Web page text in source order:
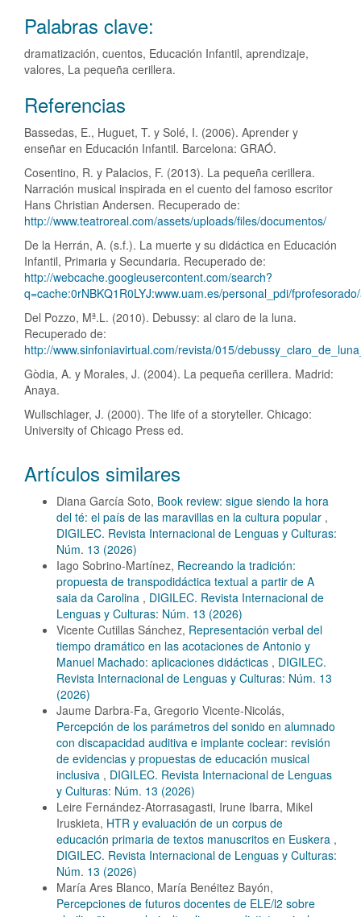
Palabras clave:
dramatización, cuentos, Educación Infantil, aprendizaje,
valores, La pequeña cerillera.
Detalles
del
artículo
Referencias
Bassedas, E., Huguet, T. y Solé, I. (2006). Aprender y
enseñar en Educación Infantil. Barcelona: GRAÓ.
Cosentino, R. y Palacios, F. (2013). La pequeña cerillera.
Narración musical inspirada en el cuento del famoso escritor
Hans Christian Andersen. Recuperado de:
http://www.teatroreal.com/assets/uploads/files/documentos/
De la Herrán, A. (s.f.). La muerte y su didáctica en Educación
Infantil, Primaria y Secundaria. Recuperado de:
http://webcache.googleusercontent.com/search?
q=cache:0rNBKQ1R0LYJ:www.uam.es/personal_pdi/
Del Pozzo, Mª.L. (2010). Debussy: al claro de la luna.
Recuperado de:
http://www.sinfoniavirtual.com/revista/015/
Gòdia, A. y Morales, J. (2004). La pequeña cerillera. Madrid:
Anaya.
Wullschlager, J. (2000). The life of a storyteller. Chicago:
University of Chicago Press ed.
Artículos similares
Diana García Soto, Book review: sigue siendo la hora
del té: el país de las maravillas en la cultura popular ,
DIGILEC. Revista Internacional de Lenguas y Culturas:
Núm. 13 (2026)
Iago Sobrino-Martínez, Recreando la tradición:
propuesta de transpodidáctica textual a partir de A
saia da Carolina , DIGILEC. Revista Internacional de
Lenguas y Culturas: Núm. 13 (2026)
Vicente Cutillas Sánchez, Representación verbal del
tiempo dramático en las acotaciones de Antonio y
Manuel Machado: aplicaciones didácticas , DIGILEC.
Revista Internacional de Lenguas y Culturas: Núm. 13
(2026)
Jaume Darbra-Fa, Gregorio Vicente-Nicolás,
Percepción de los parámetros del sonido en alumnado
con discapacidad auditiva e implante coclear: revisión
de evidencias y propuestas de educación musical
inclusiva , DIGILEC. Revista Internacional de Lenguas
y Culturas: Núm. 13 (2026)
Leire Fernández-Atorrasagasti, Irune Ibarra, Mikel
Iruskieta, HTR y evaluación de un corpus de
educación primaria de textos manuscritos en Euskera ,
DIGILEC. Revista Internacional de Lenguas y Culturas:
Núm. 13 (2026)
María Ares Blanco, María Benéitez Bayón,
Percepciones de futuros docentes de ELE/l2 sobre